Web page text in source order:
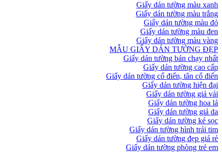
Giấy dán tường màu xanh
Giấy dán tường màu trắng
Giấy dán tường màu đỏ
Giấy dán tường màu đen
Giấy dán tường màu vàng
MẪU GIẤY DÁN TƯỜNG ĐẸP
Giấy dán tường bán chạy nhất
Giấy dán tường cao cấp
Giấy dán tường cổ điển, tân cổ điển
Giấy dán tường hiện đại
Giấy dán tường giả vải
Giấy dán tường hoa lá
Giấy dán tường giả da
Giấy dán tường kẻ sọc
Giấy dán tường hình trái tim
Giấy dán tường đẹp giá rẻ
Giấy dán tường phòng trẻ em